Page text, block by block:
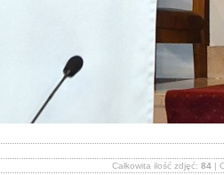
Całkowita ilość zdjęć: 84 |